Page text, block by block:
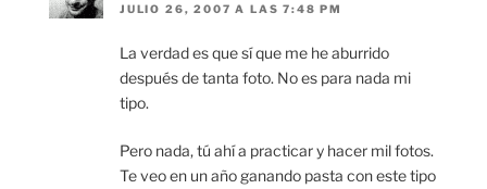
JULIO 26, 2007 A LAS 7:48 PM
La verdad es que sí que me he aburrido
después de tanta foto. No es para nada mi
tipo.
Pero nada, tú ahí a practicar y hacer mil fotos.
Te veo en un año ganando pasta con este tipo